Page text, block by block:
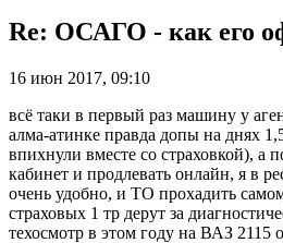
Re: ОСАГО - как его
16 июн 2017, 09:10
всё таки в первый раз машину у
алма-атинке правда допы на днях
впихнули вместе со страховкой), а
кабинет и продлевать онлайн, я в
очень удобно, и ТО прохадить
страховых 1 тр дерут за
техосмотр в этом году на ВАЗ 2115